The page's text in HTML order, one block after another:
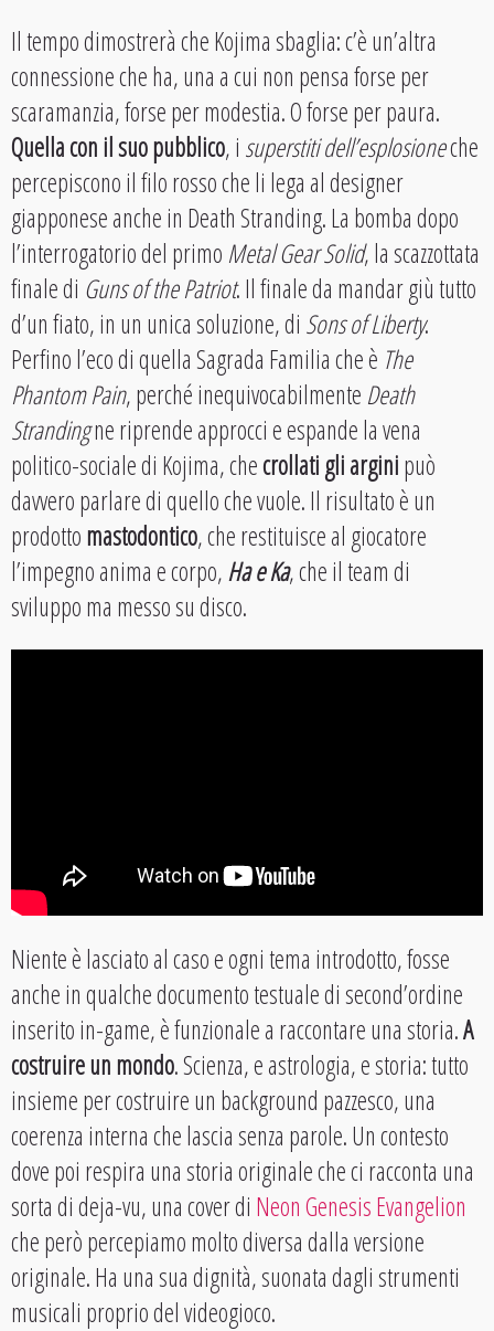
Il tempo dimostrerà che Kojima sbaglia: c’è un’altra
connessione che ha, una a cui non pensa forse per
scaramanzia, forse per modestia. O forse per paura.
Quella con il suo pubblico, i superstiti dell’esplosioneche
percepiscono il filo rosso che li lega al designer
giapponese anche in Death Stranding. La bomba dopo
l’interrogatorio del primo Metal Gear Solid, la scazzottata
finale di Guns of the Patriot. Il finale da mandar giù tutto
d’un fiato, in un unica soluzione, di Sons of Liberty.
Perfino l’eco di quella Sagrada Familia che è The
Phantom Pain, perché inequivocabilmente Death
Strandingne riprende approcci e espande la vena
politico-sociale di Kojima, checrollati gli arginipuò
davvero parlare di quello che vuole. Il risultato è un
prodottomastodontico, che restituisce al giocatore
l’impegno anima e corpo,Ha e Ka, che il team di
sviluppo ma messo su disco.
Niente è lasciato al caso e ogni tema introdotto, fosse
anche in qualche documento testuale di second’ordine
inserito in-game, è funzionale a raccontare una storia.A
costruire un mondo. Scienza, e astrologia, e storia: tutto
insieme per costruire un background pazzesco, una
coerenza interna che lascia senza parole. Un contesto
dove poi respira una storia originale che ci racconta una
sorta di deja-vu, una cover di Neon Genesis Evangelion
che però percepiamo molto diversa dalla versione
originale. Ha una sua dignità, suonata dagli strumenti
musicali proprio del videogioco.